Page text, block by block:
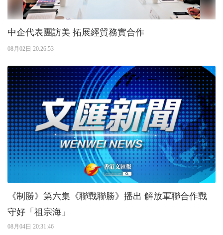
中企代表團訪美 拓展經貿務實合作
08月02日 20:26:53
《制勝》第六集《聯戰聯勝》播出 解放軍聯合作戰
守好「祖宗海」
08月04日 20:31:46